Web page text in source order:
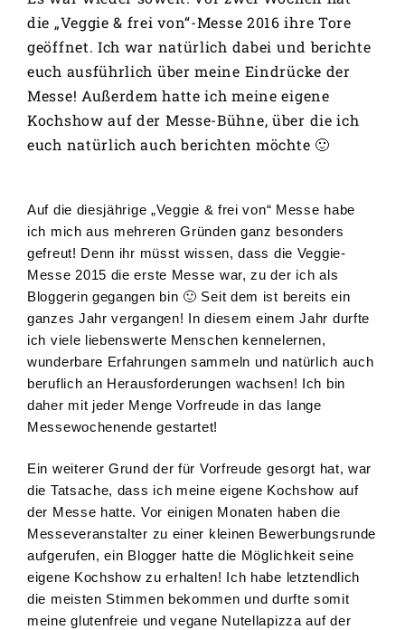
die „Veggie & frei von“-Messe 2016 ihre Tore
geöffnet. Ich war natürlich dabei und berichte
euch ausführlich über meine Eindrücke der
Messe! Außerdem hatte ich meine eigene
Kochshow auf der Messe-Bühne, über die ich
euch natürlich auch berichten möchte 🙂
Auf die diesjährige „Veggie & frei von“ Messe habe
ich mich aus mehreren Gründen ganz besonders
gefreut! Denn ihr müsst wissen, dass die Veggie-
Messe 2015 die erste Messe war, zu der ich als
Bloggerin gegangen bin 🙂 Seit dem ist bereits ein
ganzes Jahr vergangen! In diesem einem Jahr durfte
ich viele liebenswerte Menschen kennelernen,
wunderbare Erfahrungen sammeln und natürlich auch
beruflich an Herausforderungen wachsen! Ich bin
daher mit jeder Menge Vorfreude in das lange
Messewochenende gestartet!
Ein weiterer Grund der für Vorfreude gesorgt hat, war
die Tatsache, dass ich meine eigene Kochshow auf
der Messe hatte. Vor einigen Monaten haben die
Messeveranstalter zu einer kleinen Bewerbungsrunde
aufgerufen, ein Blogger hatte die Möglichkeit seine
eigene Kochshow zu erhalten! Ich habe letztendlich
die meisten Stimmen bekommen und durfte somit
meine glutenfreie und vegane Nutellapizza auf der